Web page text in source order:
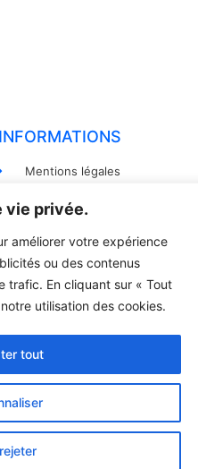
vie privée.
améliorer votre expérience
ou des contenus
trafic. En cliquant sur « Tout
utilisation des cookies.
tout
INFORMATIONS
Mentions légales
Politiques de
confidentialité
Conditions générales de
vente
Règlement et Expédition
RÉSERVÉS - LCR
WebJsemproduction